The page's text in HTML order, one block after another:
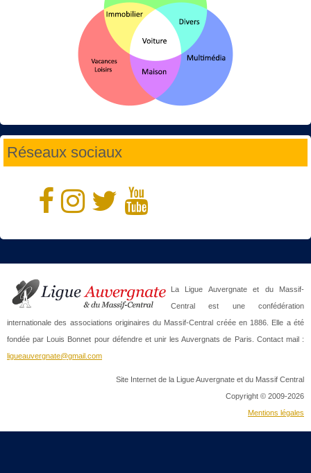
Réseaux sociaux
La Ligue Auvergnate et du Massif-
Central est une confédération
internationale des associations originaires du Massif-Central créée en 1886. Elle a été
fondée par Louis Bonnet pour défendre et unir les Auvergnats de Paris. Contact mail :
ligueauvergnate@gmail.com
Site Internet de la Ligue Auvergnate et du Massif Central
Copyright © 2009-2026
Mentions légales